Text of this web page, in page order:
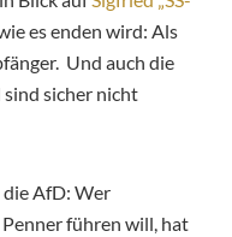
es enden wird: Als
Und auch die
sicher nicht
AfD: Wer
führen will, hat